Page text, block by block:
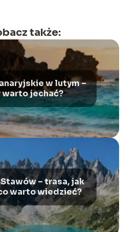
także:
w lutym –
warto jechać?
– trasa, jak
warto wiedzieć?